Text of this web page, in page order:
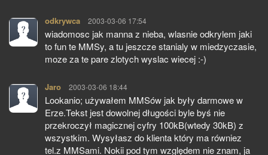
odkrywca pisze:
2003-03-06 17:54
wiadomosc jak manna z nieba, wlasnie odkrylem jaki
to fun te MMSy, a tu jeszcze stanialy w miedzyczasie,
moze za te pare zlotych wyslac wiecej :-)
Jaro pisze:
2003-03-06 18:44
Lookanio; używałem MMSów jak były darmowe w
Erze.Tekst jest dowolnej długości byle byś nie
przekroczył magicznej cyfry 100kB(wtedy 30kB) z
wszystkim. Wysyłasz do klienta który ma równiez
tel.z MMSami. Nokii pod tym względem nie znam, ja